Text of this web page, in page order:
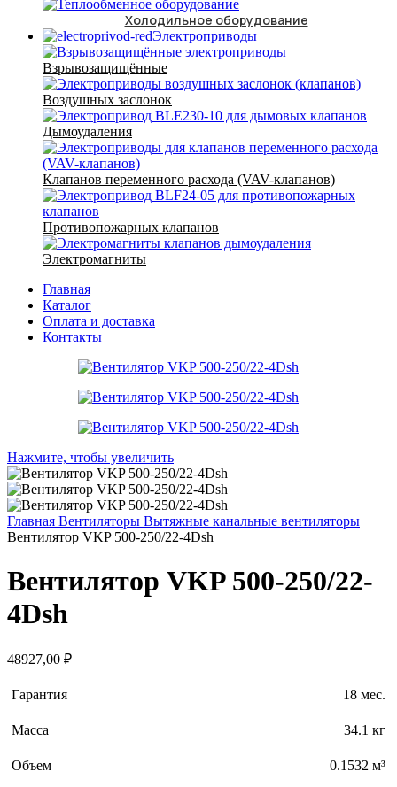
Холодильное оборудование
Электроприводы
Взрывозащищённые
Воздушных заслонок
Дымоудаления
Клапанов переменного расхода (VAV-клапанов)
Противопожарных клапанов
Электромагниты
Главная
Каталог
Оплата и доставка
Контакты
Нажмите, чтобы увеличить
Главная Вентиляторы Вытяжные канальные вентиляторы
Вентилятор VKP 500-250/22-4Dsh
Вентилятор VKP 500-250/22-
4Dsh
48927,00 ₽
Гарантия 18 мес.
Масса 34.1 кг
Объем 0.1532 м³